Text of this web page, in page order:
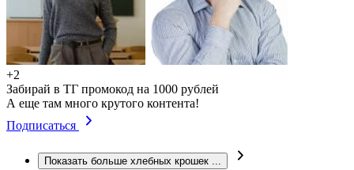
+2
Забирай в ТГ промокод на 1000 рублей
А еще там много крутого контента!
Подписаться
Показать больше хлебных крошек ...